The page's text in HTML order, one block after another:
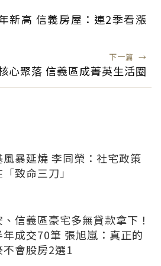
新高 信義房屋：連2季看漲
下一篇 →
心聚落 信義區成菁英生活圈
風暴延燒 李同榮：社宅政策
致命三刀」
、信義區豪宅多無貸款拿下！
年成交70筆 張旭嵐：真正的
不會股房2選1